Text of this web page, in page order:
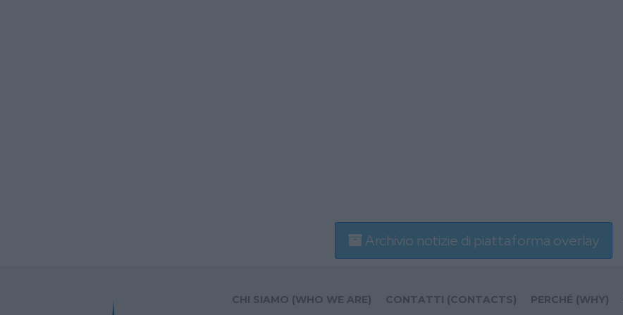
Archivio notizie di piattaforma overlay
CHI SIAMO (WHO WE ARE) CONTATTI (CONTACTS) PERCHÉ (WHY)